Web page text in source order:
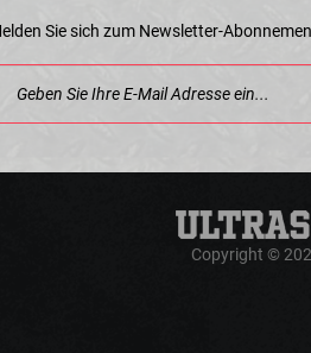
Sie sich zum Newsletter-
Copyright ©